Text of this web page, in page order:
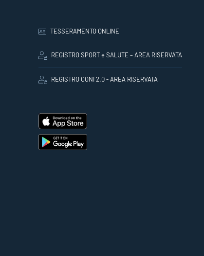
TESSERAMENTO ONLINE
REGISTRO SPORT e SALUTE – AREA RISERVATA
REGISTRO CONI 2.0 - AREA RISERVATA